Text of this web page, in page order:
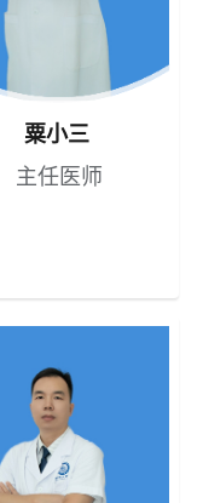
粟小三
主任医师